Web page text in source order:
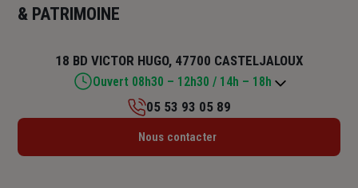
& PATRIMOINE
18 BD VICTOR HUGO, 47700 CASTELJALOUX
Ouvert 08h30 – 12h30 / 14h – 18h
Lundi : Fermé
05 53 93 05 89
Nous contacter